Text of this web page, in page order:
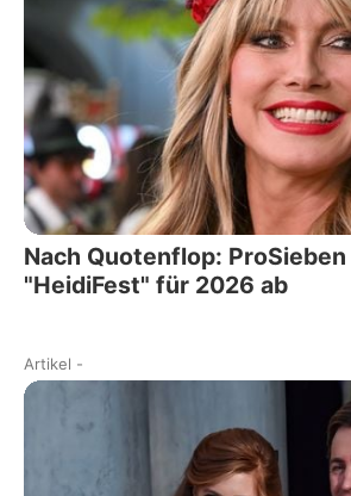
Nach Quotenflop:
"HeidiFest" für 2026 ab
Artikel -